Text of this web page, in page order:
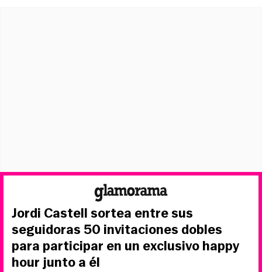
Jordi Castell sortea entre sus
seguidoras 50 invitaciones dobles
para participar en un exclusivo happy
hour junto a él